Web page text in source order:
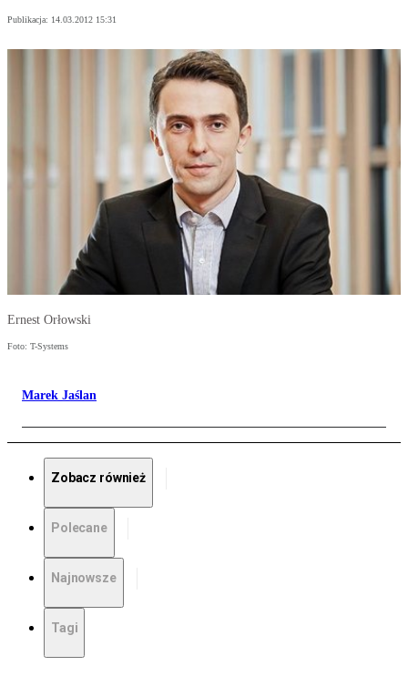
Publikacja: 14.03.2012 15:31
Ernest Orłowski
Foto: T-Systems
Marek Jaślan
Zobacz również
Polecane
Najnowsze
Tagi